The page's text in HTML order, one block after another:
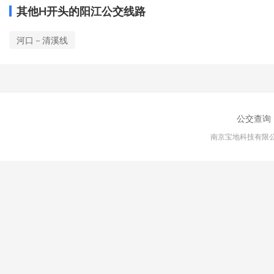
其他H开头的阳江公交线路
河口－清溪线
公交查询
南京宝地科技有限